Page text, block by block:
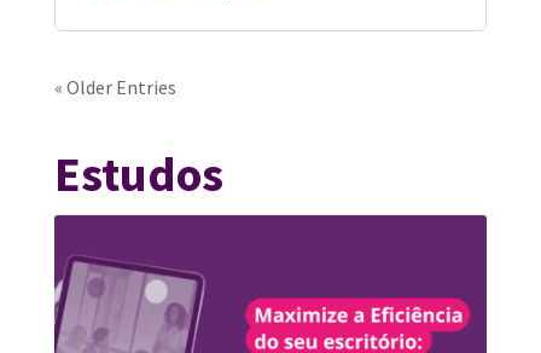
« Older Entries
Estudos